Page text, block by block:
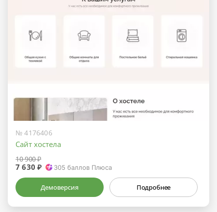
№ 4176406
Сайт хостела
10 900 ₽
7 630 ₽ 305 баллов Плюса
Демоверсия Подробнее